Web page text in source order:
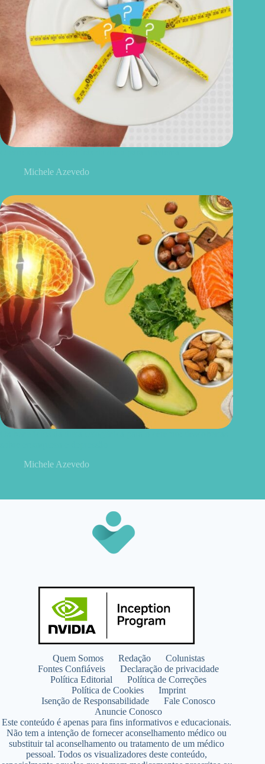
Michele Azevedo
Michele Azevedo
Quem Somos Redação
Colunistas
Fontes Confiáveis
Declaração de privacidade
Política Editorial
Política de Correções
Política de Cookies
Imprint
Isenção de Responsabilidade
Fale Conosco
Anuncie Conosco
Este conteúdo é apenas para fins informativos e educacionais.
Não tem a intenção de fornecer aconselhamento médico ou
substituir tal aconselhamento ou tratamento de um médico
pessoal. Todos os visualizadores deste conteúdo,